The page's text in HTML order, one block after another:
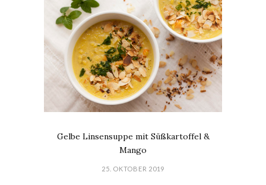
Gelbe Linsensuppe mit Süßkartoffel &
Mango
25. OKTOBER 2019